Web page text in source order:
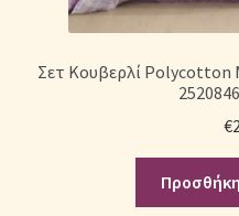
Σετ Κουβερλί Polycotton
€